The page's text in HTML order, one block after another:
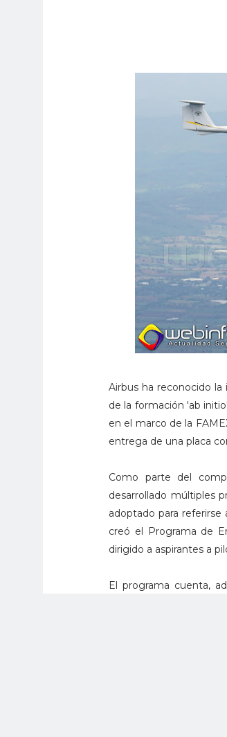
Airbus ha reconocido
de la formación 'ab
en el marco de la
entrega de una placa
Como parte del
desarrollado múltiples
adoptado para
creó el Programa de
dirigido a aspirantes a
El programa cuenta,